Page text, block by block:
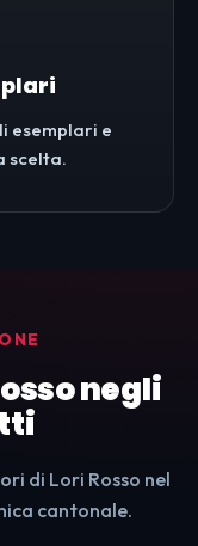
esemplari e
scelta.
negli
di Lori Rosso nel
cantonale.